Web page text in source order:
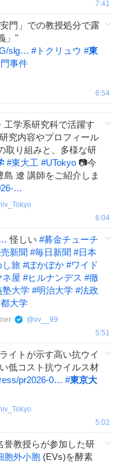
7:41
門」での教授処分で露
」"
slg… #トクリュウ #東
事件
6:54
工学系研究科で活躍す
究内容やプロフィール
取り組みと、多様な研
#東大工 #UTokyo 📷今
島 遼 講師をご紹介しま
…
6:04
怪しい #募金チューチ
新聞 #毎日新聞 #日本
し旅 #ぽかぽか #ワイド
ネ屋 #ヒルナンデス #徹
塾大学 #明治大学 #法政
大学
@vv__99
5:51
イトが示す高い抗ウイ
低コスト抗ウイルス材
pr2026-0… #東京大
5:02
誉教授らが参加した研
胞外小胞 (EVs)を酵素